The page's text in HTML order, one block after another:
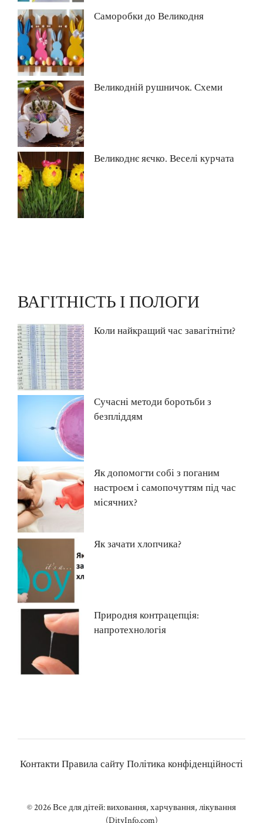
Саморобки до Великодня
Великодній рушничок. Схеми
Великоднє яєчко. Веселі курчата
ВАГІТНІСТЬ І ПОЛОГИ
Коли найкращий час завагітніти?
Сучасні методи боротьби з
безпліддям
Як допомогти собі з поганим
настроєм і самопочуттям під час
місячних?
Як зачати хлопчика?
Природня контрацепція:
напротехнологія
КонтактиПравила сайтуПолітика конфіденційності
© 2026Все для дітей: виховання, харчування, лікування
(DityInfo.com)